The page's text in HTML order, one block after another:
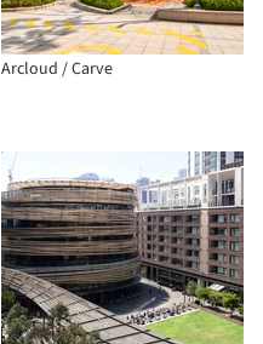
Arcloud / Carve